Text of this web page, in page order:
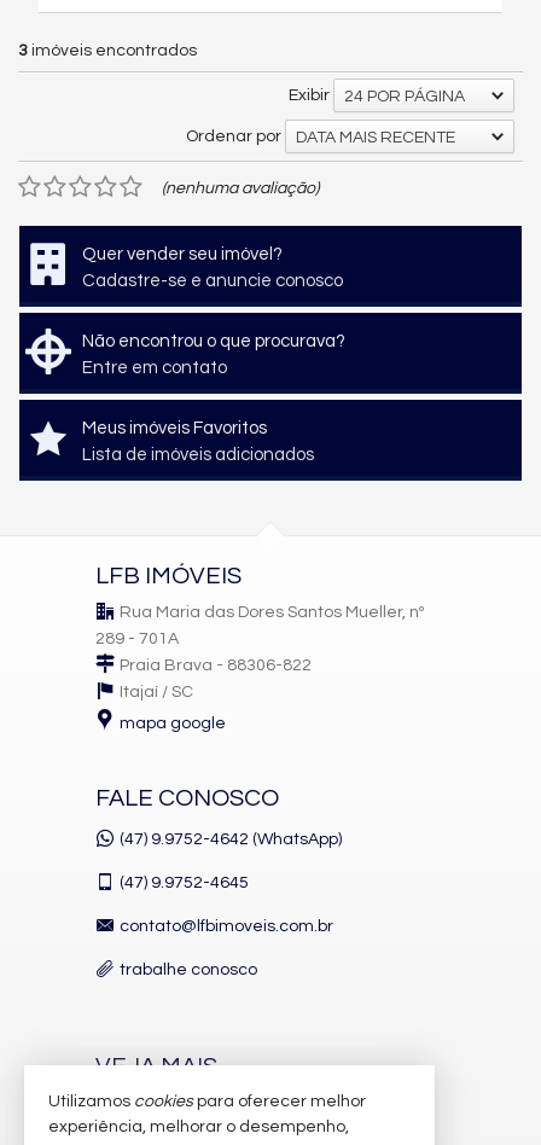
3 imóveis encontrados
Exibir 24 POR PÁGINA
Ordenar por DATA MAIS RECENTE
(nenhuma avaliação)
Quer vender seu imóvel?
Cadastre-se e anuncie conosco
Não encontrou o que procurava?
Entre em contato
Meus imóveis Favoritos
Lista de imóveis adicionados
LFB IMÓVEIS
Rua Maria das Dores Santos Mueller, nº
289 - 701A
Praia Brava - 88306-822
Itajaí / SC
mapa google
FALE CONOSCO
(47) 9.9752-4642 (WhatsApp)
(47) 9.9752-4645
contato@lfbimoveis.com.br
trabalhe conosco
VEJA MAIS
receba nosso newsletter
Utilizamos cookiespara oferecer melhor
experiência, melhorar o desempenho,